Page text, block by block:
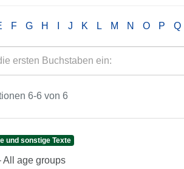
F G H J K L M N O P Q
6-6 von 6
und sonstige Texte
All age groups